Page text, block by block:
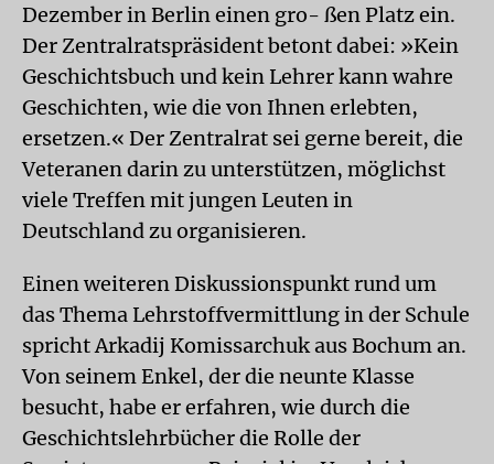
Dezember in Berlin einen gro- ßen Platz ein.
Der Zentralratspräsident betont dabei: »Kein
Geschichtsbuch und kein Lehrer kann wahre
Geschichten, wie die von Ihnen erlebten,
ersetzen.« Der Zentralrat sei gerne bereit, die
Veteranen darin zu unterstützen, möglichst
viele Treffen mit jungen Leuten in
Deutschland zu organisieren.
Einen weiteren Diskussionspunkt rund um
das Thema Lehrstoffvermittlung in der Schule
spricht Arkadij Komissarchuk aus Bochum an.
Von seinem Enkel, der die neunte Klasse
besucht, habe er erfahren, wie durch die
Geschichtslehrbücher die Rolle der